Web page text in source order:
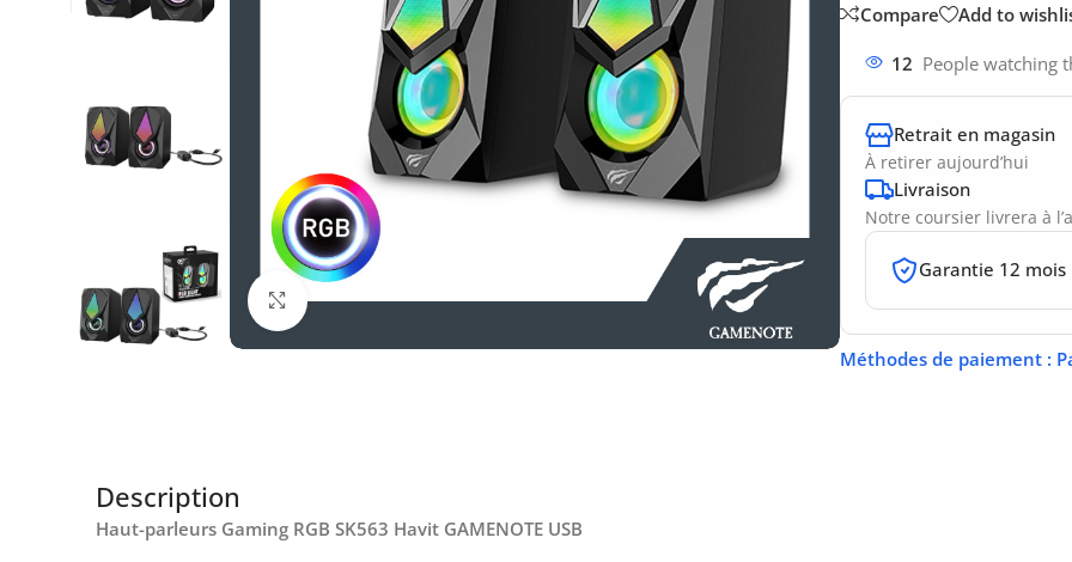
Click to enlarge
Compare
Add to
12 People watching
Retrait en magasin
À retirer aujourd’hui
Livraison
Notre coursier livrera à
Garantie 12 mois
Méthodes de paiement :
Description
Haut-parleurs Gaming RGB SK563 Havit GAMENOTE USB